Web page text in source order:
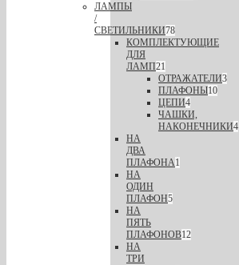
ЛАМПЫ
/
СВЕТИЛЬНИКИ78
КОМПЛЕКТУЮЩИЕ
ДЛЯ
ЛАМП21
ОТРАЖАТЕЛИ3
ПЛАФОНЫ10
ЦЕПИ4
ЧАШКИ,
НАКОНЕЧНИКИ4
НА
ДВА
ПЛАФОНА1
НА
ОДИН
ПЛАФОН5
НА
ПЯТЬ
ПЛАФОНОВ12
НА
ТРИ